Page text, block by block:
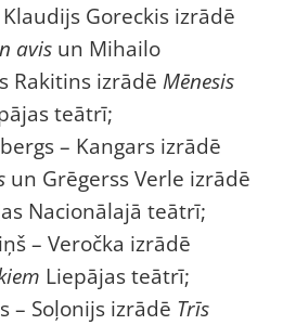
Goreckis izrādē
avis un Mihailo
Rakitins izrādēMēnesis
teātrī;
– Kangars izrādē
un Grēgerss Verle izrādē
Nacionālajā teātrī;
– Veročka izrādē
Liepājas teātrī;
– Soļonijs izrādē Trīs